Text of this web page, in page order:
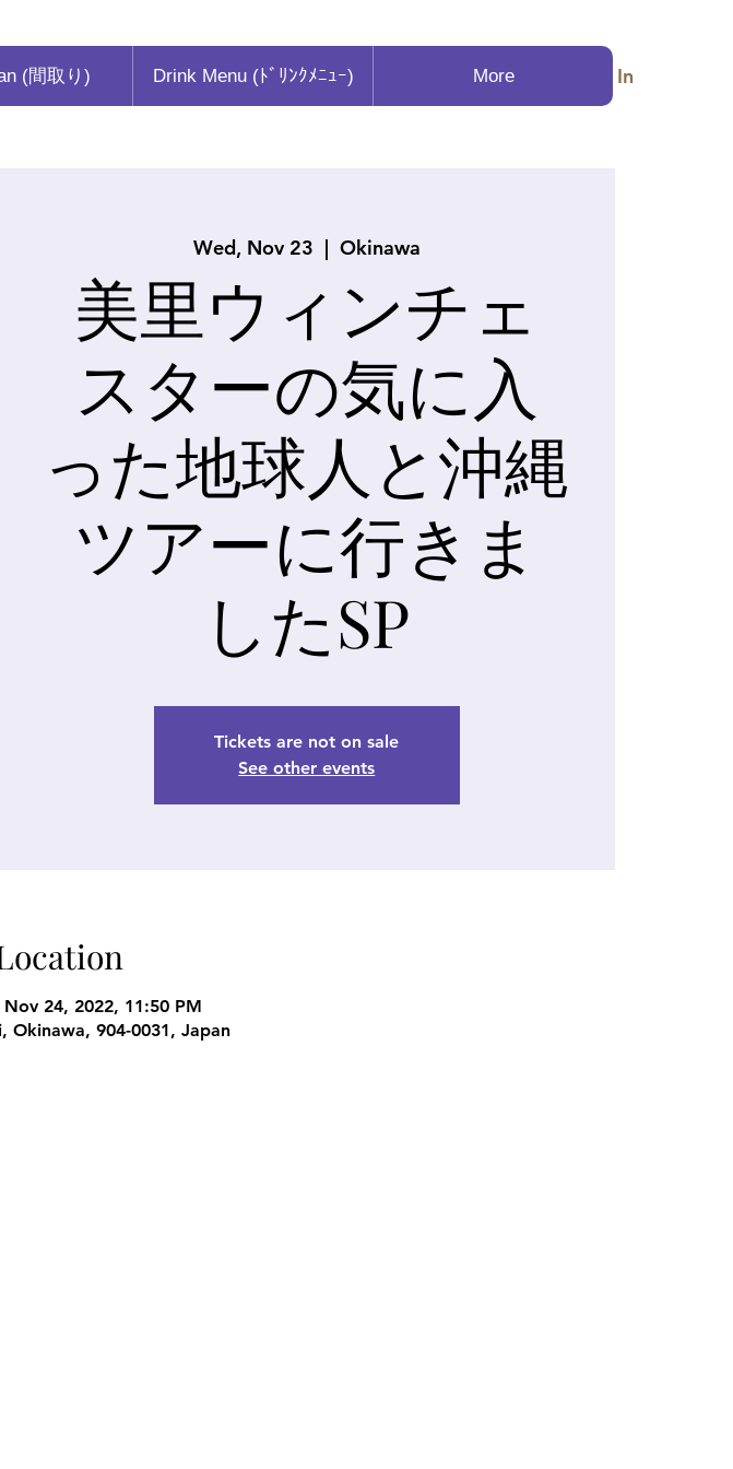
Log In
(間取り) Drink Menu (ﾄﾞﾘﾝｸﾒﾆｭｰ) More
Wed, Nov 23
  |
Okinawa
美里ウィンチェ
スターの気に入
った地球人と沖縄
ツアーに行きま
したSP
Tickets are not on sale
See other events
24, 2022, 11:50 PM
Okinawa, 904-0031, Japan